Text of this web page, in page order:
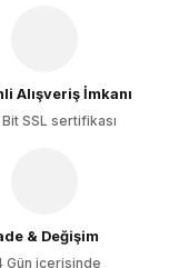
Alışveriş İmkanı
SSL sertifikası
& Değişim
Gün içerisinde